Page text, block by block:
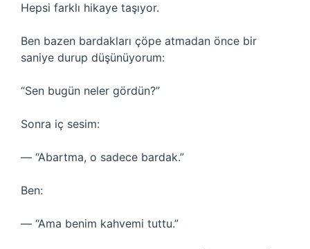
Hepsi farklı hikaye taşıyor.
Ben bazen bardakları çöpe atmadan önce bir
saniye durup düşünüyorum:
“Sen bugün neler gördün?”
Sonra iç sesim:
— “Abartma, o sadece bardak.”
Ben:
— “Ama benim kahvemi tuttu.”